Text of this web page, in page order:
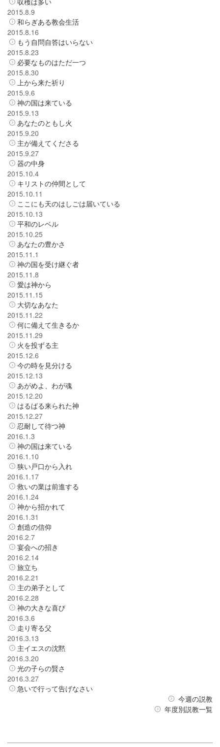
2015.8.9
和らぎある教会生活
2015.8.16
もう自問自答はいらない
2015.8.23
必要なものはただ一つ
2015.8.30
上から来た祈り
2015.9.6
神の国は来ている
2015.9.13
あなたのともし火
2015.9.20
主が備えてくださる
2015.9.27
器の中身
2015.10.4
キリストの仲間として
2015.10.11
ここにも天のはしごは届いている
2015.10.13
平和のレベル
2015.10.25
あなたの豊かさ
2015.11.1
神の国を受け継ぐ者
2015.11.8
愛は神から
2015.11.15
大切なあなた
2015.11.22
何に備えて生きるか
2015.11.29
火を投ずる主
2015.12.6
今の時を見分ける
2015.12.13
あがめよ、わが魂
2015.12.20
はるばる来られた神
2015.12.27
忍耐して待つ神
2016.1.3
神の国は来ている
2016.1.10
狭い戸口から入れ
2016.1.17
救いの業は前進する
2016.1.24
神から招かれて
2016.1.31
創造の信仰
2016.2.7
宴会への招き
2016.2.14
旅立ち
2016.2.21
主の弟子として
2016.2.28
神の大きな喜び
2016.3.6
走り寄る父
2016.3.13
主イエスの沈黙
2016.3.20
光の子らの賢さ
2016.3.27
急いで行って告げなさい
今週の説教
年度別説教一覧